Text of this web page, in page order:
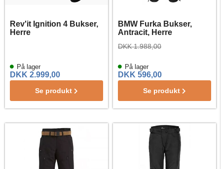
Rev'it Ignition 4 Bukser,
Herre
På lager
DKK 2.999,00
Se produkt
BMW Furka Bukser,
Antracit, Herre
På lager
DKK 1.988,00
DKK 596,00
Se produkt